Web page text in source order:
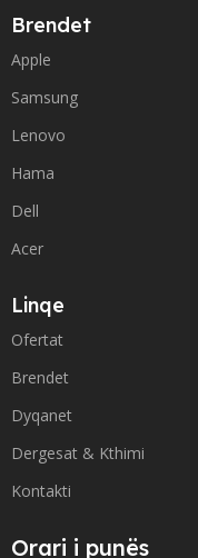
Brendet
Apple
Samsung
Lenovo
Hama
Dell
Acer
Linqe
Ofertat
Brendet
Dyqanet
Dergesat & Kthimi
Kontakti
Orari i punës